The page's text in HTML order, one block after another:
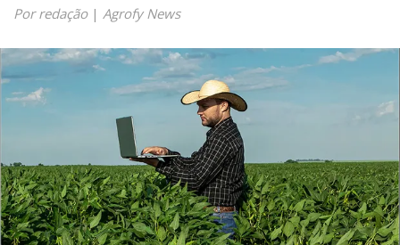
Por redação| Agrofy News